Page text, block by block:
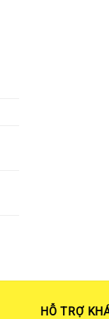
HỖ TRỢ